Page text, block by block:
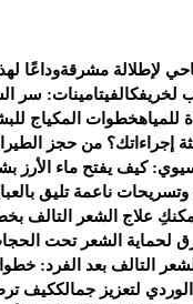
وداعًا
لخريفكالفيتامينات: سر
للمياهخطوات المكياج
إجراءاتك؟ من حجز
كيف يفتح ماء الأرز
ناعمة تليق
علاج الشعر التالف
لحماية الشعر تحت
التالف بعد الفرد:
لتعزيز جمالككيف